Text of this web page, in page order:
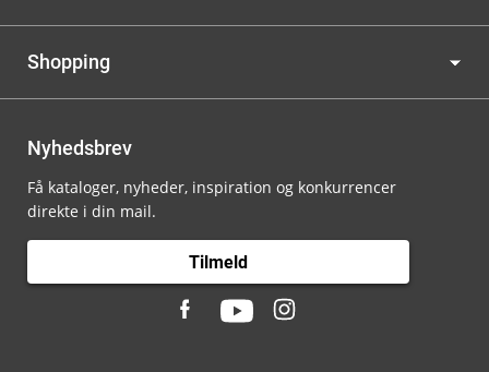
Shopping
Nyhedsbrev
Få kataloger, nyheder, inspiration og konkurrencer
direkte i din mail.
Tilmeld